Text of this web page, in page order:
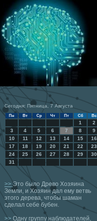
Сегодня: Пятница, 7 Августа
Пн Вт Ср Чт Пт Сб Вс
1
2
3
4 5 6 7 8
9
10
11 12 13 14 15
16
17
18 19 20 21 22
23
24
25 26 27 28 29
30
31
>>Это было Древо Хозяина
Земли, и Хозяин дал ему ветвь
этого дерева, чтобы шаман
сделал себе бубен.
>> Одну группу наблюдателей,